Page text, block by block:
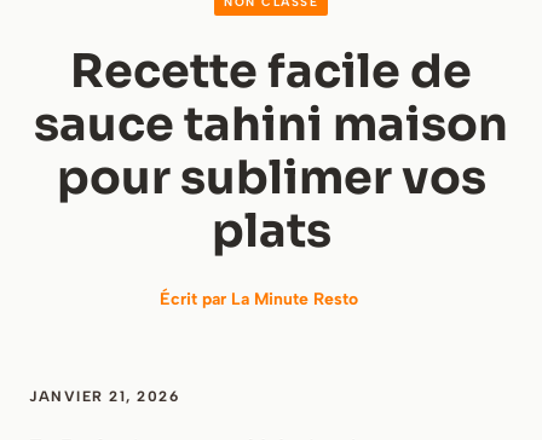
Recette facile de
sauce tahini maison
pour sublimer vos
plats
Écrit par La Minute Resto
JANVIER 21, 2026